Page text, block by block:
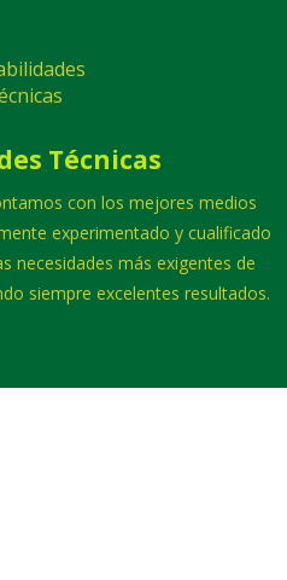
Técnicas
con los mejores medios
experimentado y cualificado
necesidades más exigentes de
siempre excelentes resultados.